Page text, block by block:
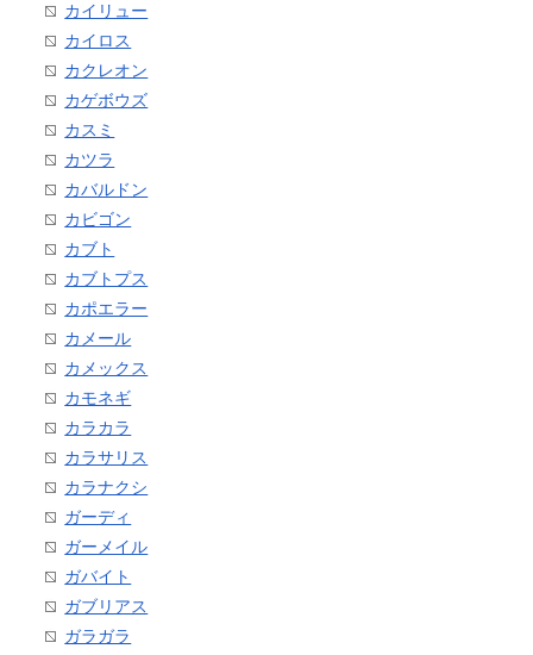
カイリュー
カイロス
カクレオン
カゲボウズ
カスミ
カツラ
カバルドン
カビゴン
カブト
カブトプス
カポエラー
カメール
カメックス
カモネギ
カラカラ
カラサリス
カラナクシ
ガーディ
ガーメイル
ガバイト
ガブリアス
ガラガラ